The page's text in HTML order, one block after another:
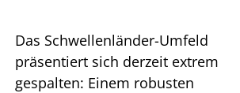
Das Schwellenländer-Umfeld
präsentiert sich derzeit extrem
gespalten: Einem robusten